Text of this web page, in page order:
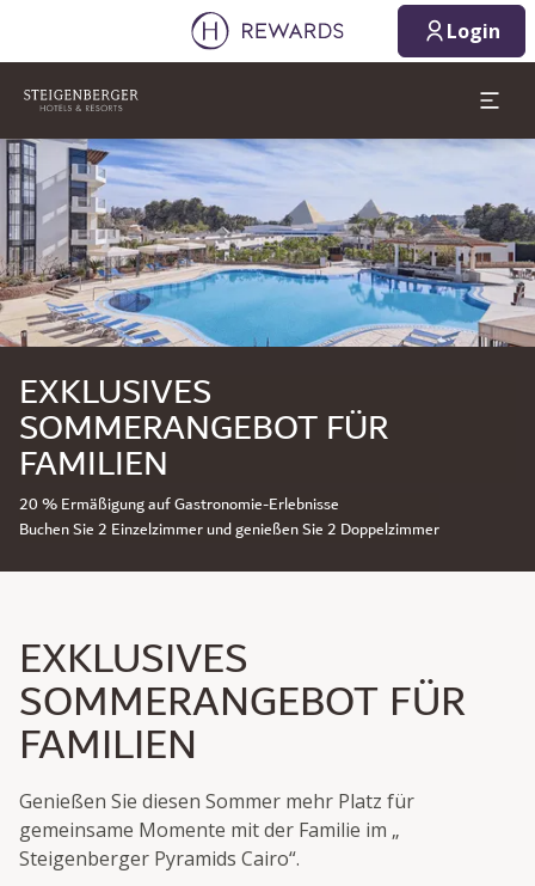
Login
Dia 1 von 1
EXKLUSIVES
SOMMERANGEBOT FÜR
FAMILIEN
20 % Ermäßigung auf Gastronomie-Erlebnisse
Buchen Sie 2 Einzelzimmer und genießen Sie 2 Doppelzimmer
EXKLUSIVES
SOMMERANGEBOT FÜR
FAMILIEN
Genießen Sie diesen Sommer mehr Platz für
gemeinsame Momente mit der Familie im „
Steigenberger Pyramids Cairo“.